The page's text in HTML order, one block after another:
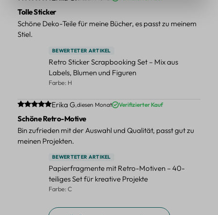
Tolle Sticker
Schöne Deko-Teile für meine Bücher, es passt zu meinem
Stiel.
BEWERTETER ARTIKEL
Retro Sticker Scrapbooking Set – Mix aus
Labels, Blumen und Figuren
Farbe: H
Durchschnittliche Bewertung von 5 von 5 Sternen
Erika G.diesen Monat Verifizierter Kauf
Schöne Retro-Motive
Bin zufrieden mit der Auswahl und Qualität, passt gut zu
meinen Projekten.
BEWERTETER ARTIKEL
Papierfragmente mit Retro-Motiven – 40-
teiliges Set für kreative Projekte
Farbe: C